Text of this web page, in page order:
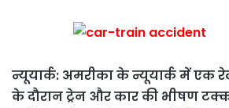
न्यूयार्क: अमरीका के न्यूयार्क में एक
के दौरान ट्रेन और कार की भीषण